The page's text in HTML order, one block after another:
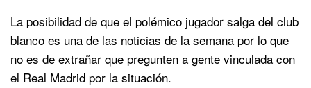
La posibilidad de que el polémico jugador salga del club
blanco es una de las noticias de la semana por lo que
no es de extrañar que pregunten a gente vinculada con
el Real Madrid por la situación.